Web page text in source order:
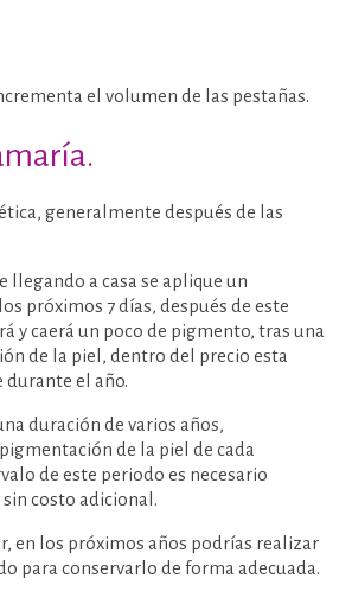
el volumen de las pestañas.
generalmente después de las
llegando a casa se aplique un
próximos 7 días, después de este
y caerá un poco de pigmento, tras una
de la piel, dentro del precio esta
el año.
duración de varios años,
de la piel de cada
de este periodo es necesario
costo adicional.
en los próximos años podrías realizar
para conservarlo de forma adecuada.